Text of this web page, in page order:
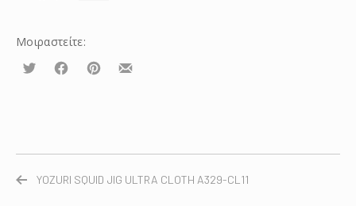
Μοιραστείτε:
Τουίτα ΜοιραστείτεΜοιραστείτεΜοιραστείτε
YOZURI SQUID JIG ULTRA CLOTH A329-CL11